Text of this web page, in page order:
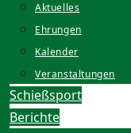
Aktuelles
Ehrungen
Kalender
Veranstaltungen
Schießsport
Berichte